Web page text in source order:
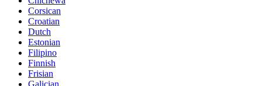
Corsican
Croatian
Dutch
Estonian
Filipino
Finnish
Frisian
Galician